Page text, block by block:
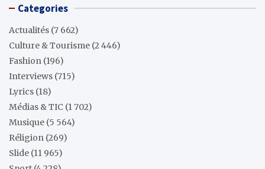
Categories
Actualités (7 662)
Culture & Tourisme (2 446)
Fashion (196)
Interviews (715)
Lyrics (18)
Médias & TIC (1 702)
Musique (5 564)
Réligion (269)
Slide (11 965)